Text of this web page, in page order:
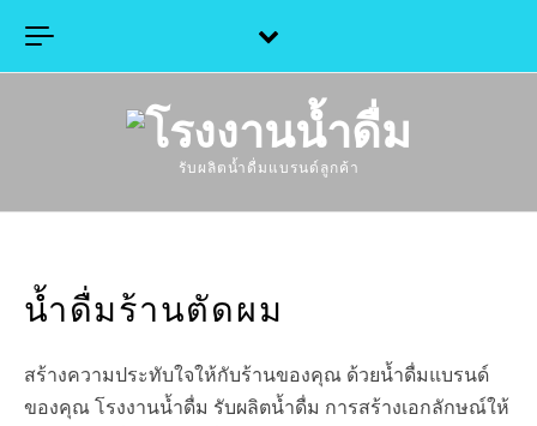
รับผลิตน้ำดื่มแบรนด์ลูกค้า
น้ำดื่มร้านตัดผม
สร้างความประทับใจให้กับร้านของคุณ ด้วยน้ำดื่มแบรนด์
ของคุณ โรงงานน้ำดื่ม รับผลิตน้ำดื่ม การสร้างเอกลักษณ์ให้